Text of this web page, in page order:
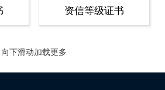
资信等级证书
向下滑动加载更多